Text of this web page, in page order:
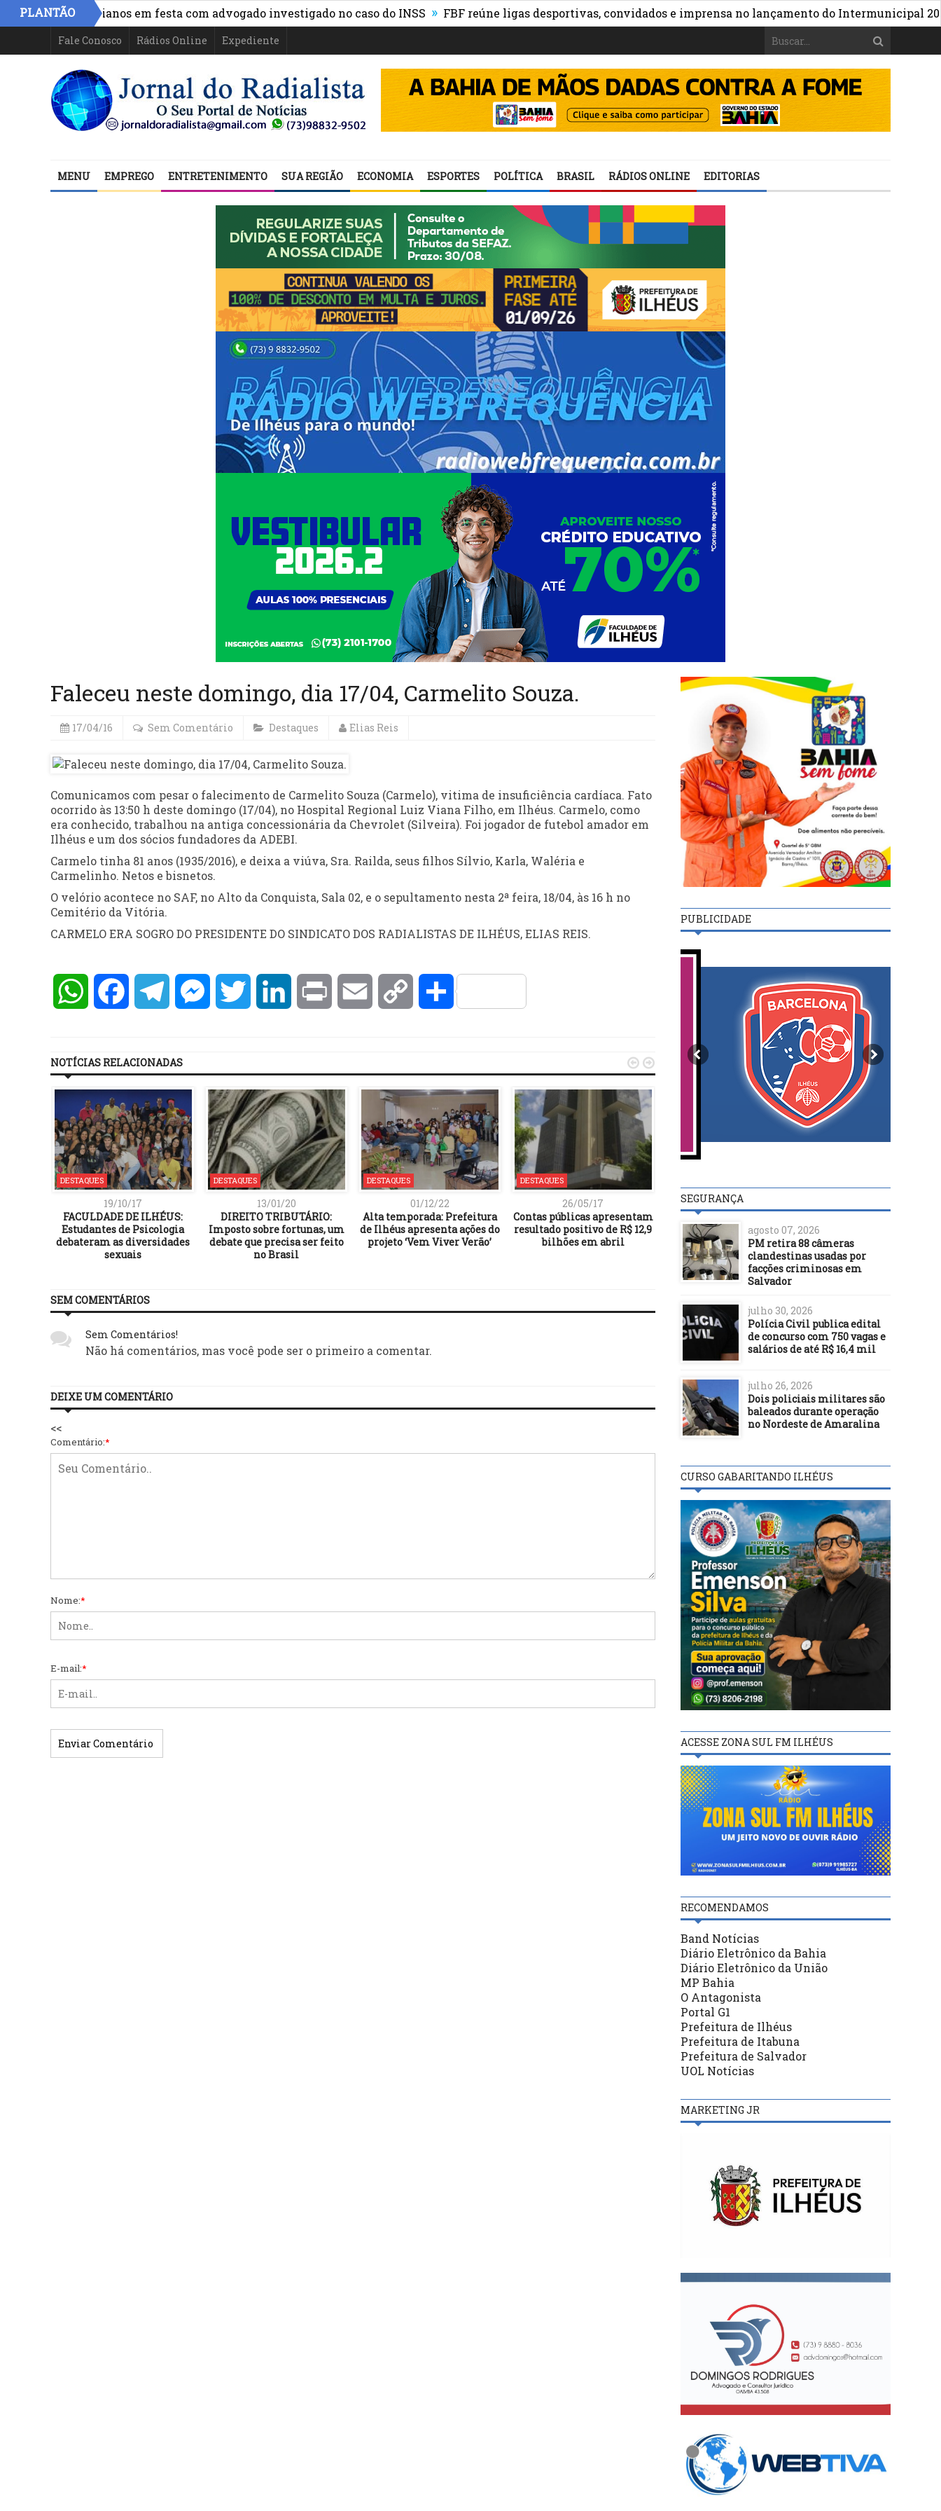
PLANTÃObaianos em festa com advogado investigado no caso do INSS » FBF reúne ligas desportivas, convidados e imprensa no lançamento do Intermunicipal 2026 »
Fale Conosco Rádios Online Expediente
MENU EMPREGO ENTRETENIMENTO SUA REGIÃO ECONOMIA ESPORTES POLÍTICA BRASIL RÁDIOS ONLINE EDITORIAS
Faleceu neste domingo, dia 17/04, Carmelito Souza.
17/04/16 Sem Comentário Destaques Elias Reis
Comunicamos com pesar o falecimento de Carmelito Souza (Carmelo), vitima de insuficiência cardíaca. Fato
ocorrido às 13:50 h deste domingo (17/04), no Hospital Regional Luiz Viana Filho, em Ilhéus. Carmelo, como
era conhecido, trabalhou na antiga concessionária da Chevrolet (Silveira). Foi jogador de futebol amador em
Ilhéus e um dos sócios fundadores da ADEBI.
Carmelo tinha 81 anos (1935/2016), e deixa a viúva, Sra. Railda, seus filhos Sílvio, Karla, Waléria e
Carmelinho. Netos e bisnetos.
O velório acontece no SAF, no Alto da Conquista, Sala 02, e o sepultamento nesta 2ª feira, 18/04, às 16 h no
Cemitério da Vitória.
CARMELO ERA SOGRO DO PRESIDENTE DO SINDICATO DOS RADIALISTAS DE ILHÉUS, ELIAS REIS.
WhatsAppFacebookTelegramMessengerTwitter LinkedInPrint Email Copy Compartilhar
NOTÍCIAS RELACIONADAS
DESTAQUES
19/10/17
FACULDADE DE ILHÉUS:
Estudantes de Psicologia
debateram as diversidades
sexuais
DESTAQUES
13/01/20
DIREITO TRIBUTÁRIO:
Imposto sobre fortunas, um
debate que precisa ser feito
no Brasil
DESTAQUES
01/12/22
Alta temporada: Prefeitura
de Ilhéus apresenta ações do
projeto ‘Vem Viver Verão’
DESTAQUES
26/05/17
Contas públicas apresentam
resultado positivo de R$ 12,9
bilhões em abril
10/07/17
Receita abre hoje consulta ao
segundo lote de restituição
do Imposto de Renda
retorna suas atividades
 
SEM COMENTÁRIOS
Sem Comentários!
Não há comentários, mas você pode ser o primeiro a comentar.
DEIXE UM COMENTÁRIO
<<
Comentário:*
Nome:*
E-mail:*
PUBLICIDADE
SEGURANÇA
agosto 07, 2026
PM retira 88 câmeras
clandestinas usadas por
facções criminosas em
Salvador
julho 30, 2026
Polícia Civil publica edital
de concurso com 750 vagas e
salários de até R$ 16,4 mil
julho 26, 2026
Dois policiais militares são
baleados durante operação
no Nordeste de Amaralina
CURSO GABARITANDO ILHÉUS
ACESSE ZONA SUL FM ILHÉUS
RECOMENDAMOS
Band Notícias
Diário Eletrônico da Bahia
Diário Eletrônico da União
MP Bahia
O Antagonista
Portal G1
Prefeitura de Ilhéus
Prefeitura de Itabuna
Prefeitura de Salvador
UOL Notícias
MARKETING JR